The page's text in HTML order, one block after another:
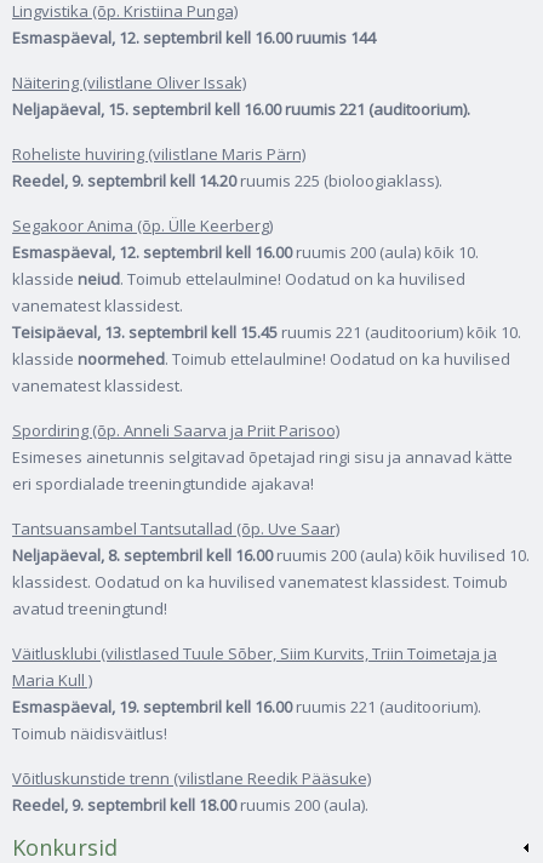
Lingvistika (õp. Kristiina Punga)
Esmaspäeval, 12. septembril kell 16.00 ruumis 144
Näitering (vilistlane Oliver Issak)
Neljapäeval, 15. septembril kell 16.00 ruumis 221 (auditoorium).
Roheliste huviring (vilistlane Maris Pärn)
Reedel, 9. septembril kell 14.20ruumis 225 (bioloogiaklass).
Segakoor Anima (õp. Ülle Keerberg)
Esmaspäeval, 12. septembril kell 16.00ruumis 200 (aula) kõik 10.
klasside neiud. Toimub ettelaulmine! Oodatud on ka huvilised
vanematest klassidest.
Teisipäeval, 13. septembril kell 15.45 ruumis 221 (auditoorium) kõik 10.
klasside noormehed. Toimub ettelaulmine! Oodatud on ka huvilised
vanematest klassidest.
Spordiring (õp. Anneli Saarva ja Priit Parisoo)
Esimeses ainetunnis selgitavad õpetajad ringi sisu ja annavad kätte
eri spordialade treeningtundide ajakava!
Tantsuansambel Tantsutallad (õp. Uve Saar)
Neljapäeval, 8. septembril kell 16.00ruumis 200 (aula) kõik huvilised 10.
klassidest. Oodatud on ka huvilised vanematest klassidest. Toimub
avatud treeningtund!
Väitlusklubi (vilistlased Tuule Sõber, Siim Kurvits, Triin Toimetaja ja
Maria Kull )
Esmaspäeval, 19. septembril kell 16.00ruumis 221 (auditoorium).
Toimub näidisväitlus!
Võitluskunstide trenn (vilistlane Reedik Pääsuke)
Reedel, 9. septembril kell 18.00ruumis 200 (aula).
Konkursid